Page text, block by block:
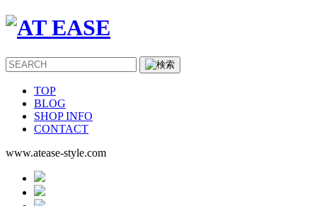
TOP
BLOG
SHOP INFO
CONTACT
www.atease-style.com